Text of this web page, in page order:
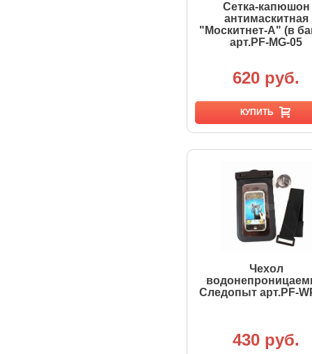
Сетка-капюшон
антимаскитная
"Москитнет-А" (в
арт.PF-MG-05
620 руб.
КУПИТЬ
Чехол
Следопыт арт.PF-
430 руб.